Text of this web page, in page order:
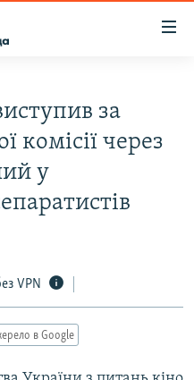
за
комісії через
у
VPN
в Google